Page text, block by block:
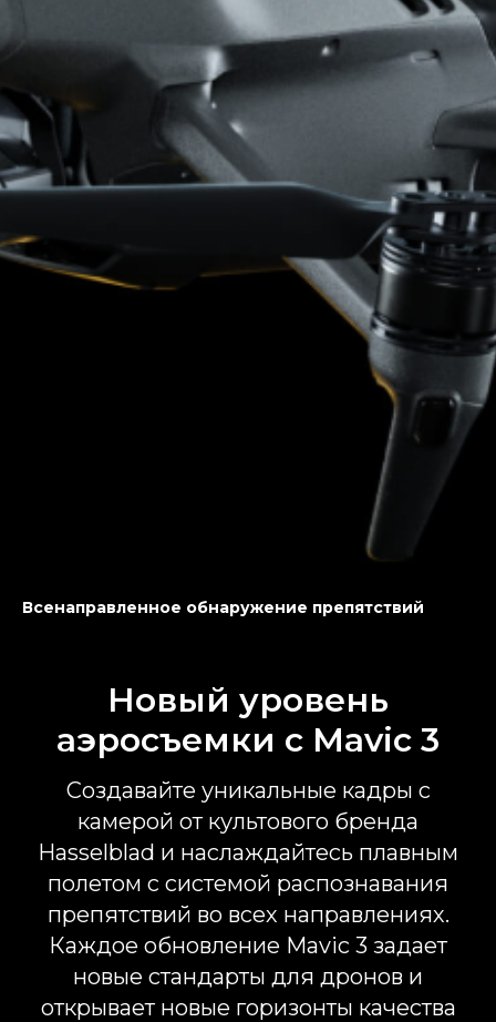
Всенаправленное обнаружение препятствий
Новый уровень
аэросъемки с Mavic 3
Создавайте уникальные кадры с
камерой от культового бренда
Hasselblad и наслаждайтесь плавным
полетом с системой распознавания
препятствий во всех направлениях.
Каждое обновление Mavic 3 задает
новые стандарты для дронов и
открывает новые горизонты качества